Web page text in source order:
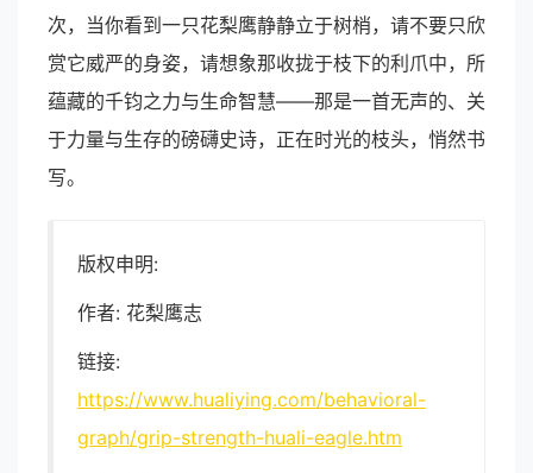
次，当你看到一只花梨鹰静静立于树梢，请不要只欣
赏它威严的身姿，请想象那收拢于枝下的利爪中，所
蕴藏的千钧之力与生命智慧——那是一首无声的、关
于力量与生存的磅礴史诗，正在时光的枝头，悄然书
写。
版权申明:
作者: 花梨鹰志
链接:
https://www.hualiying.com/behavioral-
graph/grip-strength-huali-eagle.htm